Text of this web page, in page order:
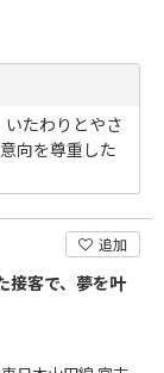
たわりとやさ
向を尊重した
追加
接客で、夢を叶